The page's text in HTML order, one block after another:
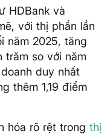
HDBank và
với thị phần lần
năm 2025, tăng
trăm so với năm
duy nhất
thêm 1,19 điểm
hóa rõ rệt trong thị